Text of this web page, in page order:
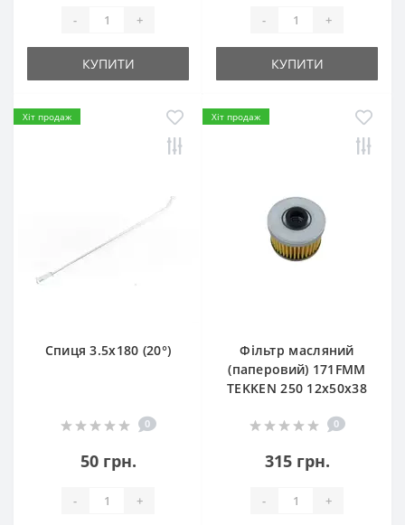
- +
КУПИТИ
- +
КУПИТИ
Хіт продаж
Спиця 3.5х180 (20°)
0
50 грн.
- +
Хіт продаж
Фільтр масляний
(паперовий) 171FMM
TEKKEN 250 12х50х38
0
315 грн.
- +